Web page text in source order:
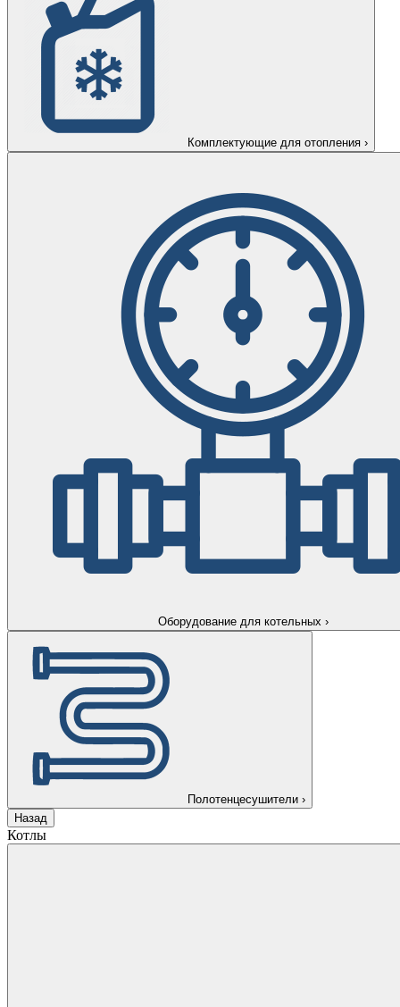
Комплектующие для отопления ›
Оборудование для котельных ›
Полотенцесушители ›
Назад
Котлы